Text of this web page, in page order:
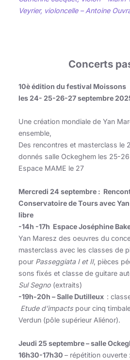
Veyrier, violoncelle – Antoine
Concerts
10è édition du festival Moissons
les 24- 25-26-27 septembre
Une création mondiale de Yan
ensemble,
Des rencontres et masterclass le
donnés salle Ockeghem les 25-
Espace MAME le 27
Mercredi 24 septembre :
Conservatoire de Tours avec
libre
-14h -17h Espace Joséphine
Yan Maresz des oeuvres du
masterclass avec les classes de
pour Passeggiata I et II, pièces
sons fixés et classe de guitare
Sul Segno (extraits)
-19h-20h – Salle Dutilleux :
Etude d’impacts pour cinq
Verdun (pôle supérieur Aliénor).
Jeudi 25 septembre – salle
16h30-17h30 – répétition ouverte